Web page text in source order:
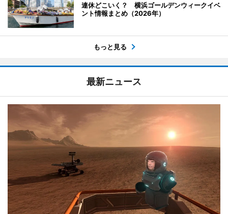
連休どこいく？ 横浜ゴールデンウィークイベ
ント情報まとめ（2026年）
もっと見る
最新ニュース